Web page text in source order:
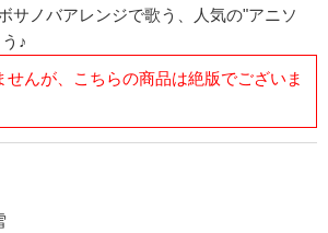
サノバアレンジで歌う、人気の"アニソ
♪
んが、こちらの商品は絶版でございま